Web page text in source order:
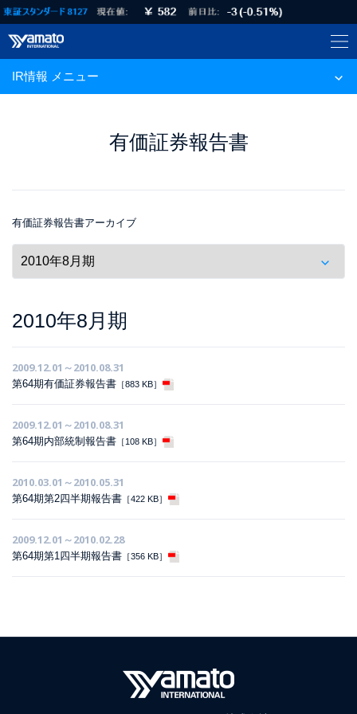
IR情報 メニュー
有価証券報告書
有価証券報告書アーカイブ
2010年8月期
2009.12.01～2010.08.31
第64期有価証券報告書 ［883 KB］
2009.12.01～2010.08.31
第64期内部統制報告書 ［108 KB］
2010.03.01～2010.05.31
第64期第2四半期報告書 ［422 KB］
2009.12.01～2010.02.28
第64期第1四半期報告書 ［356 KB］